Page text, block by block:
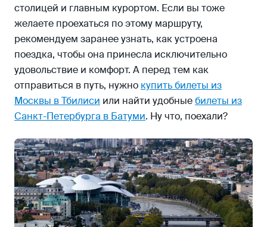
столицей и главным курортом. Если вы тоже
желаете проехаться по этому маршруту,
рекомендуем заранее узнать, как устроена
поездка, чтобы она принесла исключительно
удовольствие и комфорт. А перед тем как
отправиться в путь, нужно купить билеты из
Москвы в Тбилиси или найти удобныебилеты из
Санкт-Петербурга в Батуми. Ну что, поехали?